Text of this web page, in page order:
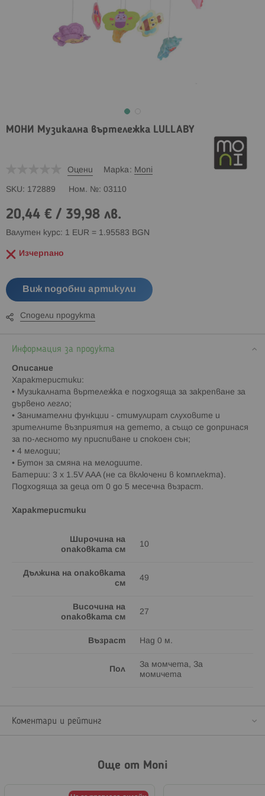
МОНИ Музикална въртележка LULLABY
Оцени Марка Moni
SKU 172889 Ном. № 03110
20,44 € / 39,98 лв.
Валутен курс: 1 EUR = 1.95583 BGN
Изчерпано
Виж подобни артикули
Сподели продукта
Информация за продукта
Описание
Характеристики:
• Музикалната въртележка е подходяща за закрепване за
дървено легло;
• Занимателни функции - стимулират слуховите и
зрителните възприятия на детето, а също се допринася
за по-лесното му приспиване и спокоен сън;
• 4 мелодии;
• Бутон за смяна на мелодиите.
Батерии: 3 х 1.5V AAA (не са включени в комплекта).
Подходяща за деца от 0 до 5 месечна възраст.
Характеристики
Широчина на
опаковката см
10
Дължина на опаковката
см
49
Височина на
опаковката см
27
Възраст Над 0 м.
Пол
За момчета, За
момичета
Коментари и рейтинг
Още от Moni